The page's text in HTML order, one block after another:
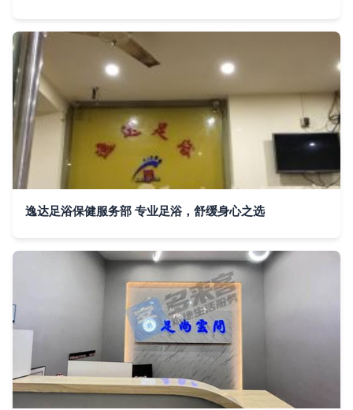
逸达足浴保健服务部 专业足浴，舒缓身心之选